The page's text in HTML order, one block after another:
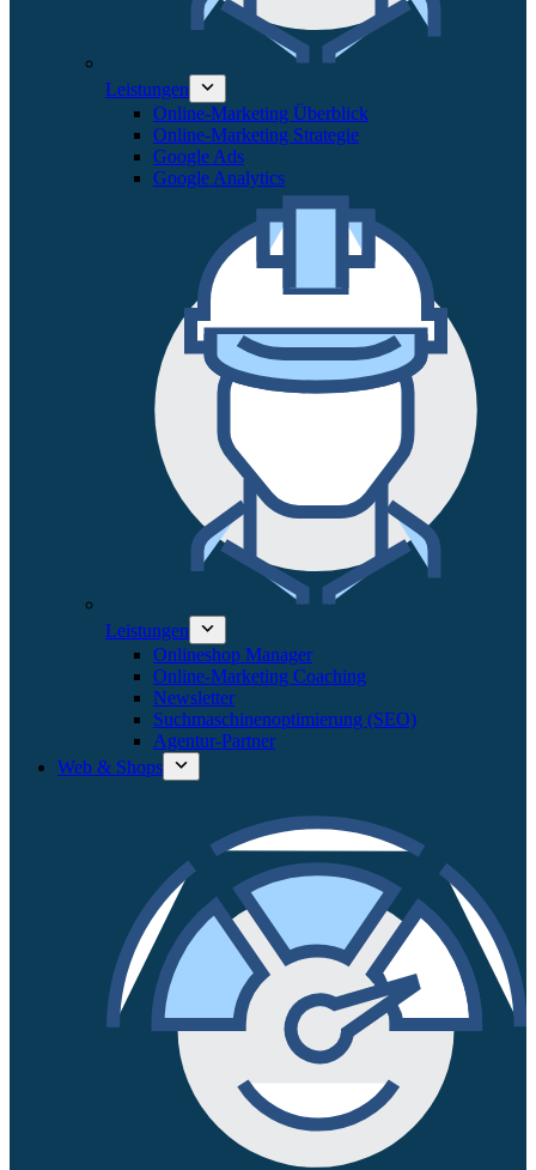
Leistungen
Online-Marketing Überblick
Online-Marketing Strategie
Google Ads
Google Analytics
Leistungen
Onlineshop Manager
Online-Marketing Coaching
Newsletter
Suchmaschinenoptimierung (SEO)
Agentur-Partner
Web & Shops